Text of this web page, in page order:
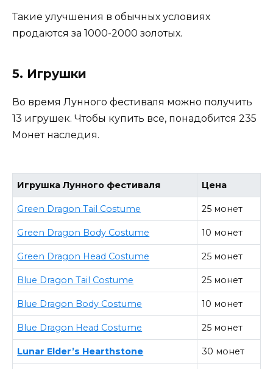
Такие улучшения в обычных условиях
продаются за 1000-2000 золотых.
5. Игрушки
Во время Лунного фестиваля можно получить
13 игрушек. Чтобы купить все, понадобится 235
Монет наследия.
Игрушка Лунного фестиваля Цена
Green Dragon Tail Costume 25 монет
Green Dragon Body Costume 10 монет
Green Dragon Head Costume 25 монет
Blue Dragon Tail Costume 25 монет
Blue Dragon Body Costume 10 монет
Blue Dragon Head Costume 25 монет
Lunar Elder’s Hearthstone 30 монет